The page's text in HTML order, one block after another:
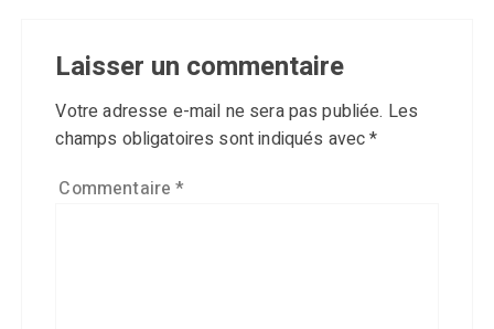
Laisser un commentaire
Votre adresse e-mail ne sera pas publiée. Les
champs obligatoires sont indiqués avec*
Commentaire*